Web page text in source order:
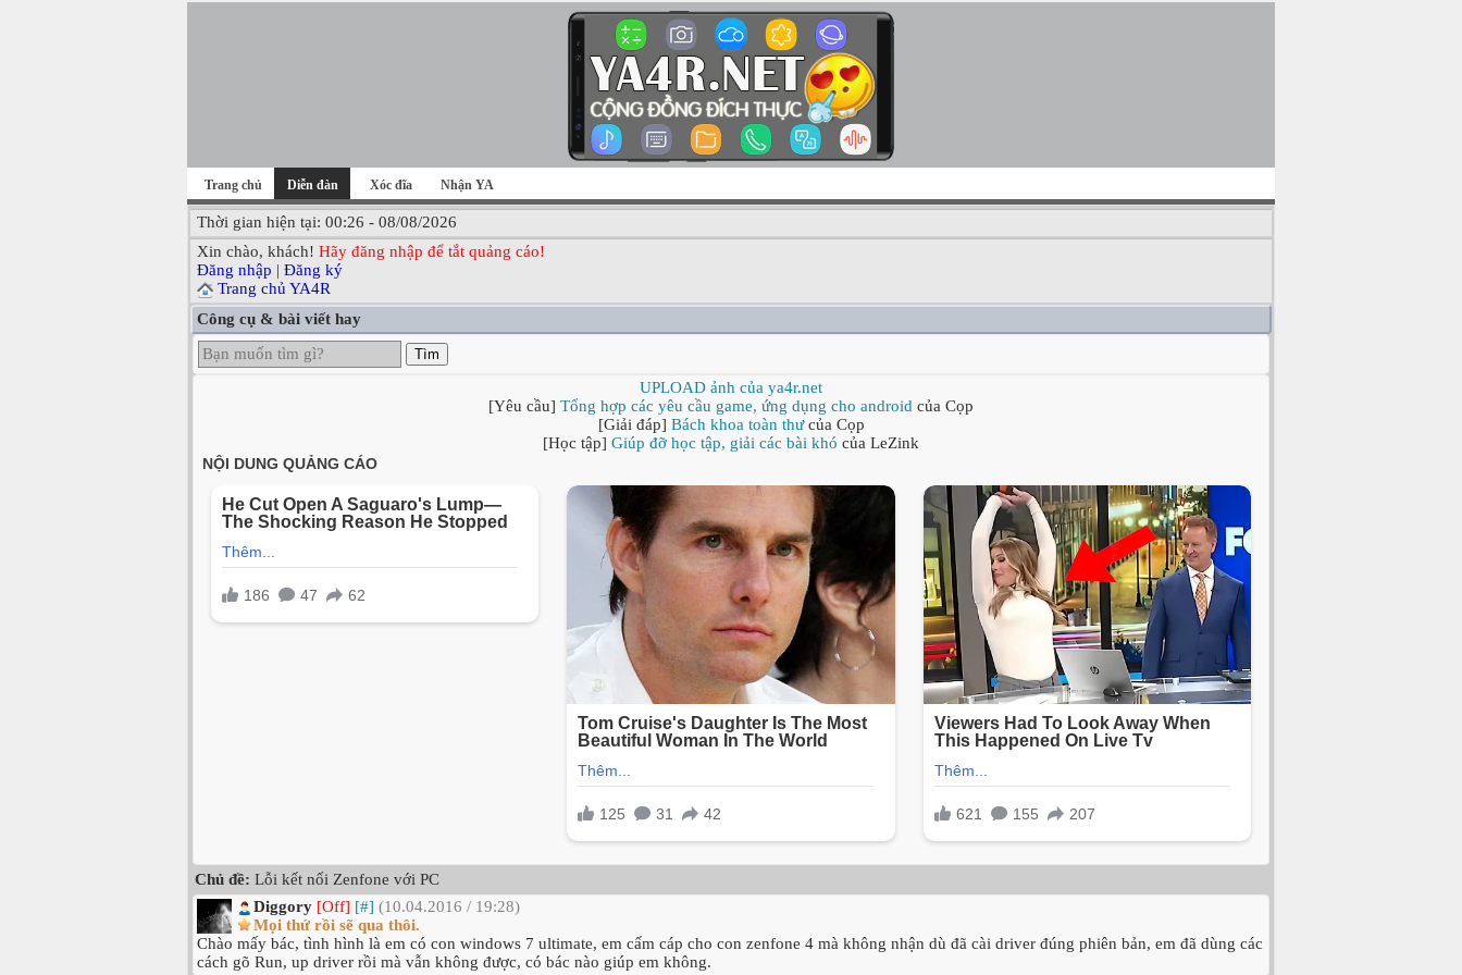
Trang chủ Diễn đàn Xóc đĩa Nhận YA
Thời gian hiện tại: 00:26 - 08/08/2026
Xin chào, khách! Hãy đăng nhập để tắt quảng cáo!
Đăng nhập | Đăng ký
Trang chủ YA4R
Công cụ & bài viết hay
Tìm
UPLOAD ảnh của ya4r.net
[Yêu cầu] Tổng hợp các yêu cầu game, ứng dụng cho android của Cọp
[Giải đáp] Bách khoa toàn thưcủa Cọp
[Học tập] Giúp đỡ học tập, giải các bài khó của LeZink
Chủ đề: Lỗi kết nối Zenfone với PC
Diggory [Off] [#] (10.04.2016 / 19:28)
Mọi thứ rồi sẽ qua thôi.
Chào mấy bác, tình hình là em có con windows 7 ultimate, em cấm cáp cho con zenfone 4 mà không nhận dù đã cài driver đúng phiên bản, em đã dùng các
cách gõ Run, up driver rồi mà vẫn không được, có bác nào giúp em không.